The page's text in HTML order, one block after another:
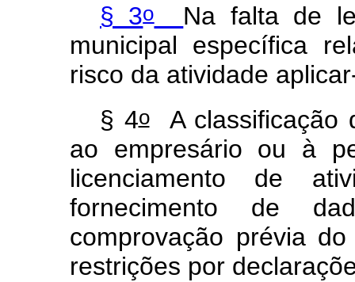
§ 3o
Na falta de
municipal específica
risco da atividade
§ 4oA classificação
ao empresário ou à
licenciamento de
fornecimento de
comprovação prévia
restrições por